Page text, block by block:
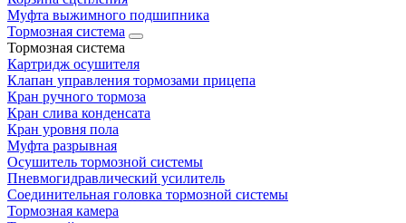
Муфта выжимного подшипника
Тормозная система
Тормозная система
Картридж осушителя
Клапан управления тормозами прицепа
Кран ручного тормоза
Кран слива конденсата
Кран уровня пола
Муфта разрывная
Осушитель тормозной системы
Пневмогидравлический усилитель
Соединительная головка тормозной системы
Тормозная камера